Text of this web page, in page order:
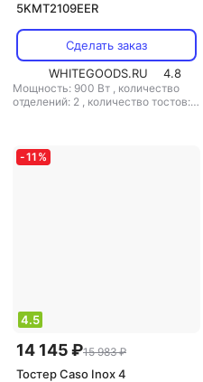
5KMT2109EER
Сделать заказ
WHITEGOODS.RU
4.8
Мощность: 900 Вт , количество
отделений: 2 , количество тостов: 2
-11 %
4.5
14 145 ₽15 983 ₽
Тостер Caso Inox 4